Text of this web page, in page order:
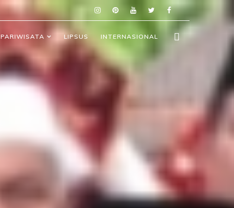
PARIWISATA LIPSUS INTERNASIONAL